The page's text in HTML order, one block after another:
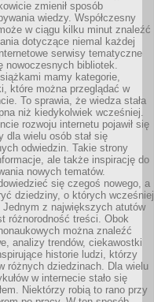
zmienił sposób
wiedzy. Współczesny
w ciągu kilku minut znaleźć
dotyczące niemal każdej
serwisy tematyczne
nowoczesnych bibliotek.
mamy kategorie,
które można przeglądać w
To sprawia, że wiedza stała
niż kiedykolwiek wcześniej.
rozwoju internetu pojawił się
dla wielu osób stał się
odwiedzin. Takie strony
ale także inspirację do
nowych tematów.
się czegoś nowego, a
dziedziny, o których wcześniej
Jednym z największych atutów
różnorodność treści. Obok
można znaleźć
analizy trendów, ciekawostki
historie ludzi, którzy
różnych dziedzinach. Dla wielu
w internecie stało się
Niektórzy robią to rano przy